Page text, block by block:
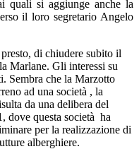
quali si aggiunge anche la
il loro segretario Angelo
di chiudere subito il
Marlane. Gli interessi su
Sembra che la Marzotto
ad una società , la
da una delibera del
dove questa società ha
per la realizzazione di
alberghiere.